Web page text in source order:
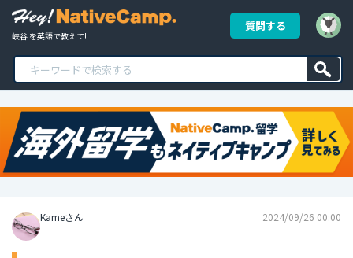
峡谷 を英語で教えて!
質問する
Kameさん 2024/09/26 00:00